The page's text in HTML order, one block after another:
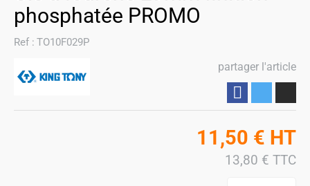
phosphatée PROMO
Ref : TO10F029P
partager l'article
11,50 € HT
13,80 € TTC